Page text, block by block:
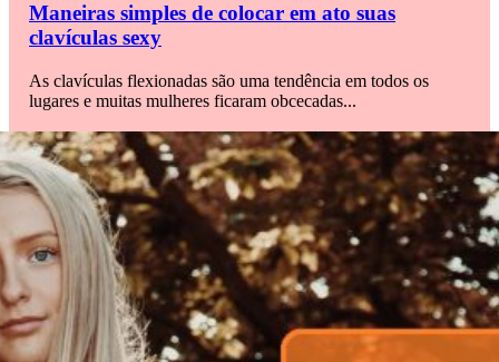
Maneiras simples de colocar em ato suas
clavículas sexy
As clavículas flexionadas são uma tendência em todos os
lugares e muitas mulheres ficaram obcecadas...